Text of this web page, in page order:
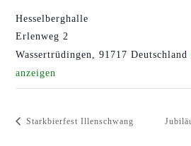
Hesselberghalle
Erlenweg 2
Wassertrüdingen, 91717 Deutschland
anzeigen
Starkbierfest Illenschwang